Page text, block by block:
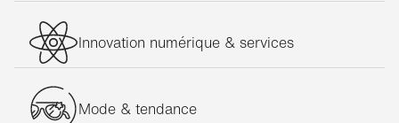
Lentilles de contact sphériques
Lentilles de contact toriques
Découvrez nos produits d’entretien pour vos lentilles de
contact
Gouttes pour les yeux
Innovation numérique & services
Mode & tendance